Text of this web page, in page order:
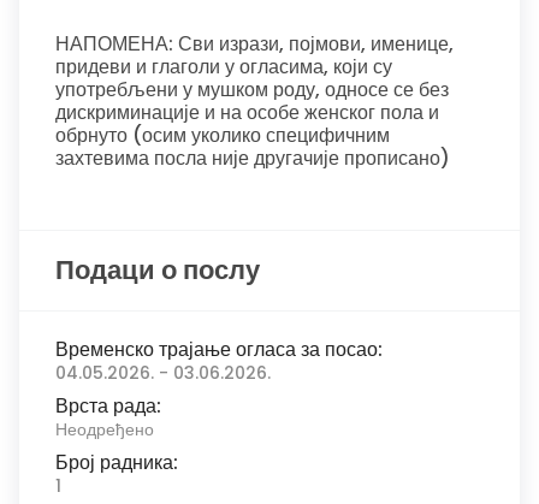
НАПОМЕНА: Сви изрази, појмови, именице,
придеви и глаголи у огласима, који су
употребљени у мушком роду, односе се без
дискриминације и на особе женског пола и
обрнуто (осим уколико специфичним
захтевима посла није другачије прописано)
Подаци о послу
Временско трајање огласа за посао:
04.05.2026. - 03.06.2026.
Врста рада:
Неодређено
Број радника:
1